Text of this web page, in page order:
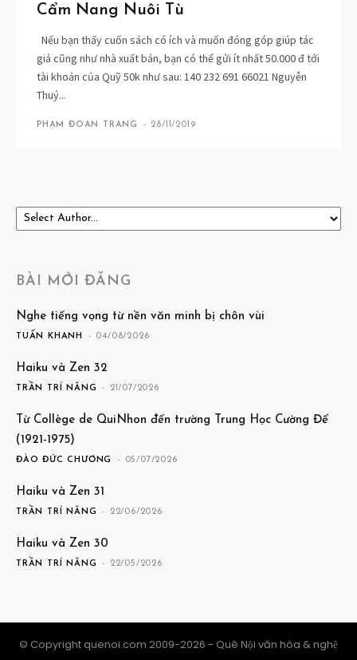
Cẩm Nang Nuôi Tù
giả cũng như nhà xuất bản, bạn có thể gửi ít nhất 50.000 đ tới
tài khoản của Quỹ 50k như sau: 140 232 691 66021 Nguyễn
Thuý...
PHẠM ĐOAN TRANG - 28/11/2019
BÀI MỚI ĐĂNG
Nghe tiếng vọng từ nền văn minh bị chôn vùi
TUẤN KHANH - 04/08/2026
Haiku và Zen 32
TRẦN TRÍ NĂNG - 21/07/2026
Từ Collège de QuiNhon đến trường Trung Học Cường Để
(1921-1975)
ĐÀO ĐỨC CHƯƠNG - 05/07/2026
Haiku và Zen 31
TRẦN TRÍ NĂNG - 22/06/2026
Haiku và Zen 30
TRẦN TRÍ NĂNG - 22/05/2026
© Copyright quenoi.com 2009-2026 - Quê Nội văn hóa & nghệ